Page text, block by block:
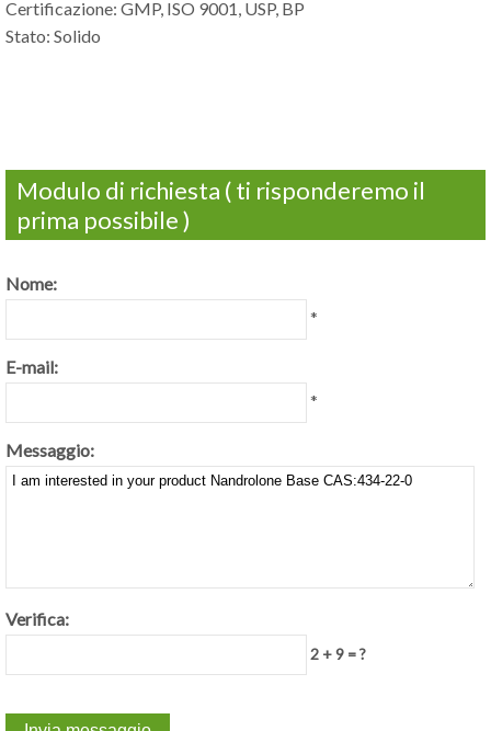
Certificazione: GMP, ISO 9001, USP, BP
Stato: Solido
Modulo di richiesta ( ti risponderemo il
prima possibile )
Nome:
*
E-mail:
*
Messaggio:
Verifica:
2 + 9 = ?